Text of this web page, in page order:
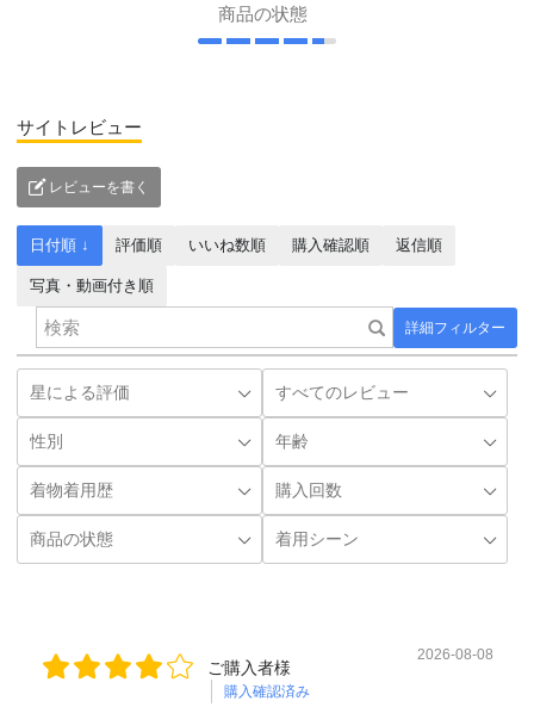
商品の状態
サイトレビュー
レビューを書く
詳細フィルター
日付順 ↓ 評価順 いいね数順 購入確認順 返信順
写真・動画付き順
ご購入者様
購入確認済み
2026-08-08